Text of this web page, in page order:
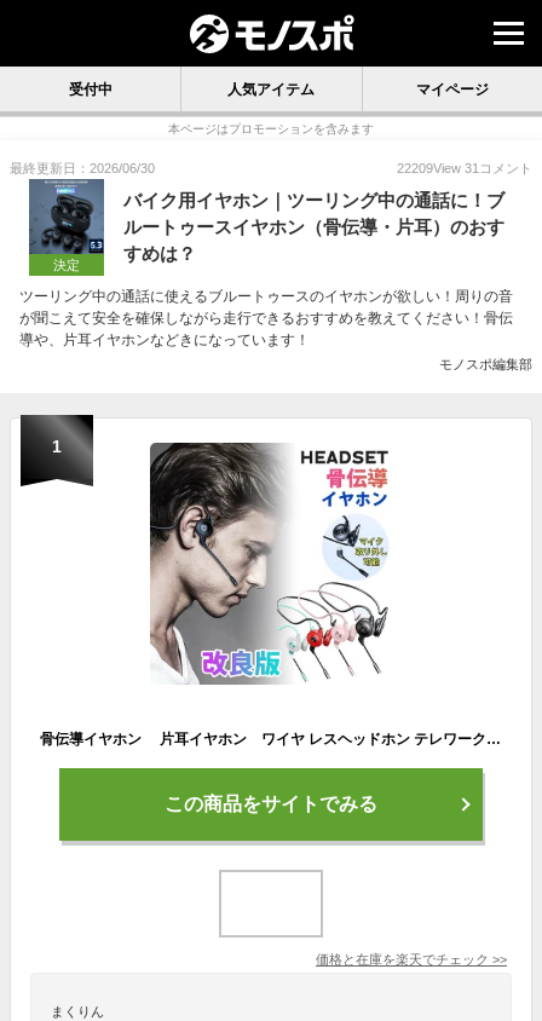
受付中 人気アイテム マイページ
本ページはプロモーションを含みます
最終更新日：2026/06/30 22209View 31 コメント
決定
バイク用イヤホン｜ツーリング中の通話に！ブ
ルートゥースイヤホン（骨伝導・片耳）のおす
すめは？
ツーリング中の通話に使えるブルートゥースのイヤホンが欲しい！周りの音
が聞こえて安全を確保しながら走行できるおすすめを教えてください！骨伝
導や、片耳イヤホンなどきになっています！
モノスポ編集部
1
骨伝導イヤホン 片耳イヤホン ワイヤ レスヘッドホン テレワーク在宅ワークに最適 最強ノイズキャンセリングマイク運転中の通話でもきちんと相手に届きます ワイヤレスイヤホン bluetooth 5.0 骨伝導設計 無線 ブルートゥース 耳掛け
この商品をサイトでみる
価格と在庫を楽天でチェック >>
まくりん